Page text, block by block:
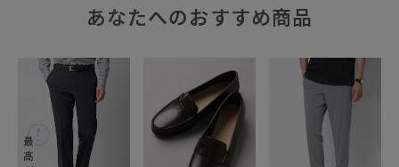
あなたへのおすすめ商品